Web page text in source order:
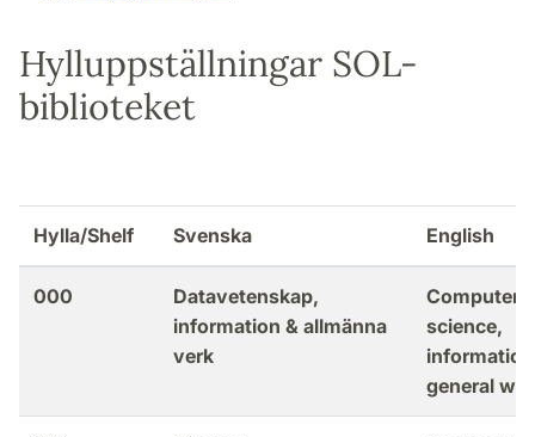
Hylluppställningar SOL-
biblioteket
Hylla/Shelf Svenska English
000
Datavetenskap,
information & allmänna
verk
Computer
science,
general